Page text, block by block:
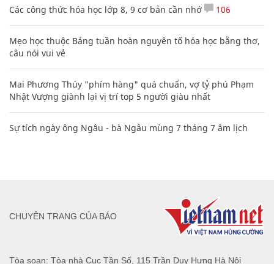
Các công thức hóa học lớp 8, 9 cơ bản cần nhớ 106
Mẹo học thuộc Bảng tuần hoàn nguyên tố hóa học bằng thơ,
câu nói vui vẻ
Mai Phương Thúy "phím hàng" quá chuẩn, vợ tỷ phú Phạm
Nhật Vượng giành lại vị trí top 5 người giàu nhất
Sự tích ngày ông Ngâu - bà Ngâu mùng 7 tháng 7 âm lịch
Tòa soạn: Tòa nhà Cục Tần Số, 115 Trần Duy Hưng Hà Nội
CHUYÊN TRANG CỦA BÁO